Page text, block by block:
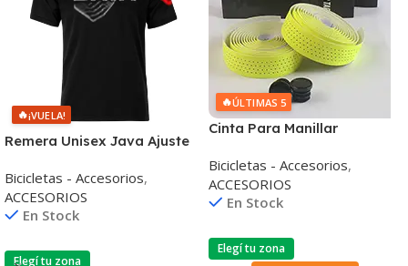
🔥¡VUELA!
Remera Unisex Java Ajuste
Bicicletas - Accesorios,
ACCESORIOS
En Stock
Elegí tu zona
🔥ÚLTIMAS 5
Cinta Para Manillar
Bicicletas - Accesorios,
ACCESORIOS
En Stock
Elegí tu zona